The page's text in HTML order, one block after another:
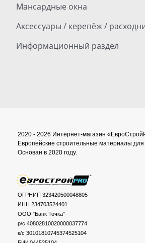
Мансардные окна
Аксессуары / керепёж /
Информационный раздел
2020 - 2026 Интернет-магазин
Европейские строительные материалы
Основан в 2020 году.
ОГРНИП 323420500048805
ИНН 234703524401
ООО "Банк Точка"
р/с 40802810020000037774
к/с 30101810745374525104